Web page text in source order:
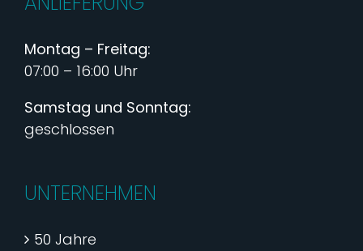
Montag – Freitag:
07:00 – 16:00 Uhr
Samstag und Sonntag:
geschlossen
UNTERNEHMEN
50 Jahre